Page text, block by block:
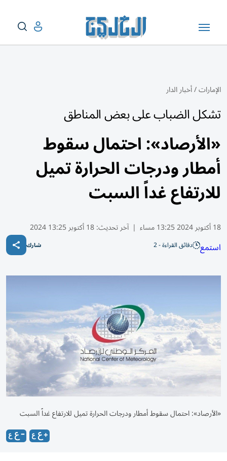
الإمارات/أخبار الدار
تشكل الضباب على بعض المناطق
«الأرصاد»: احتمال سقوط
أمطار ودرجات الحرارة تميل
للارتفاع غداً السبت
18 أكتوبر 2024 13:25 مساء | آخر تحديث:18 أكتوبر 13:25 2024
استمع دقائق القراءة - 2 شارك
«الأرصاد»: احتمال سقوط أمطار ودرجات الحرارة تميل للارتفاع غداً السبت